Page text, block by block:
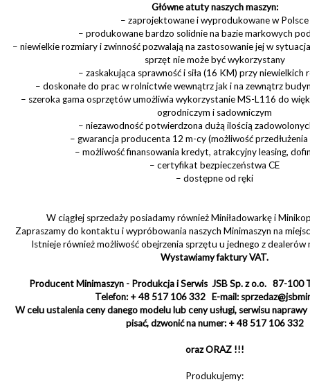
Główne atuty naszych maszyn:
– zaprojektowane i wyprodukowane w Polsce
– produkowane bardzo solidnie na bazie markowych
– niewielkie rozmiary i zwinność pozwalają na zastosowanie jej w
sprzęt nie może być wykorzystany
– zaskakująca sprawność i siła (16 KM) przy niewielkich
– doskonałe do prac w rolnictwie wewnątrz jak i na zewnątrz
– szeroka gama osprzętów umożliwia wykorzystanie MS-L116 do
ogrodniczym i sadowniczym
– niezawodność potwierdzona dużą ilością
– gwarancja producenta 12 m-cy (możliwość
– możliwość finansowania kredyt, atrakcyjny leasing,
– certyfikat bezpieczeństwa CE
– dostępne od ręki
W ciągłej sprzedaży posiadamy również Miniładowarkę i
Zapraszamy do kontaktu i wypróbowania naszych Minimaszyn na
Istnieje również możliwość obejrzenia sprzętu u jednego z dealerów
Wystawiamy faktury VAT.
Producent Minimaszyn - Produkcja i Serwis JSB Sp. z o.o. 87-100
Telefon: + 48 517 106 332 E-mail:
W celu ustalenia ceny danego modelu lub ceny usługi, serwisu
pisać, dzwonić na numer: + 48 517 106 332
oraz ORAZ !!!
Produkujemy: